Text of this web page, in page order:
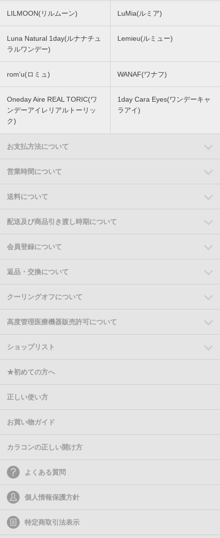
LILMOON(リルムーン) LuMia(ルミア)
Luna Natural 1day(ルナナチュ
ラルワンデー)
Lemieu(ルミュー)
rom'u(ロミュ) WANAF(ワナフ)
Oneday Aire REAL TORIC(ワ
ンデーアイレリアルトーリッ
ク)
1day Cara Eyes(ワンデーキャ
ラアイ)
お支払方法について
営業時間について
送料について
配送及び商品引き渡し時期について
会員登録について
返品・交換について
クーリングオフについて
高度管理医療機器販売許可について
ショップリスト
★初めての方へ
正しい使い方
お買い物ガイド
カラコンの正しい開け方
よくある質問
個人情報保護方針
特定商取引法表示